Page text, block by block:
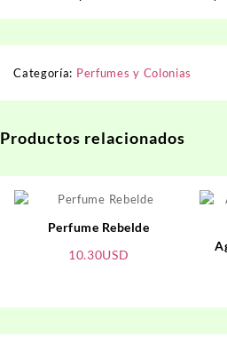
Categoría: Perfumes y Colonias
Productos relacionados
Perfume Rebelde
10.30USD